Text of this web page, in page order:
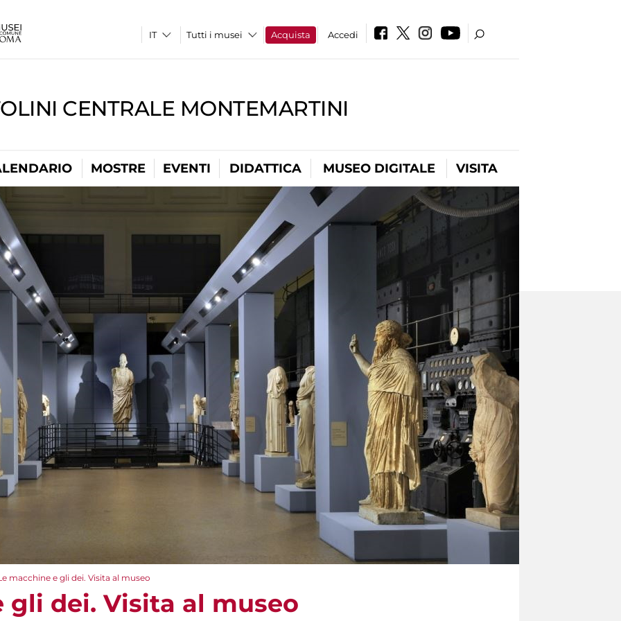
Tutti i musei Acquista Accedi
CENTRALE MONTEMARTINI
MOSTRE EVENTI DIDATTICA MUSEO DIGITALE VISITA
macchine e gli dei. Visita al museo
gli dei. Visita al museo